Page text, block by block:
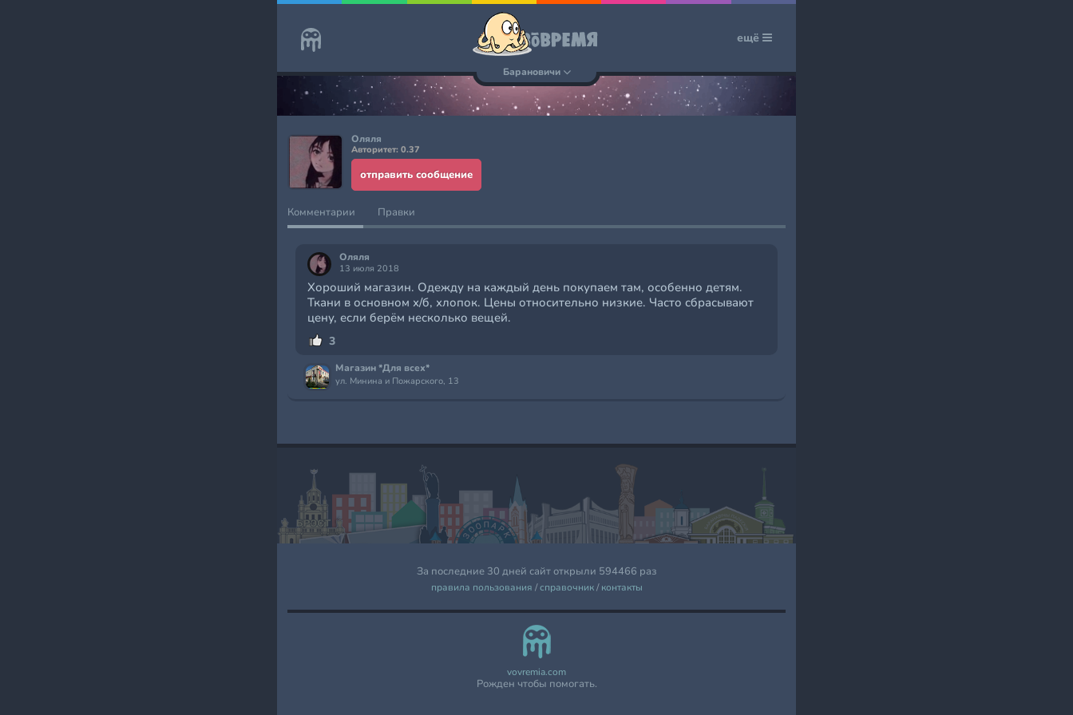
ещё
Барановичи
Оляля
Авторитет: 0.37
отправить сообщение
Комментарии Правки
Оляля
13 июля 2018
Хороший магазин. Одежду на каждый день покупаем там, особенно детям.
Ткани в основном х/б, хлопок. Цены относительно низкие. Часто сбрасывают
цену, если берём несколько вещей.
3
Магазин *Для всех*
ул. Минина и Пожарского, 13
За последние 30 дней сайт открыли 594466 раз
правила пользования /справочник/контакты
vovremia.com
Рожден чтобы помогать.